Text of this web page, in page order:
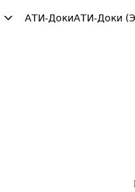
АТИ-ДокиАТИ-Доки